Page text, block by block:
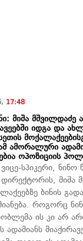
17:48
მიშა მშვილდაძე
იდგა და
ამორალური
ოპოზიციის
სპიკერი, ნინო
მიშა
ბინის
როგორც
ის კი არ